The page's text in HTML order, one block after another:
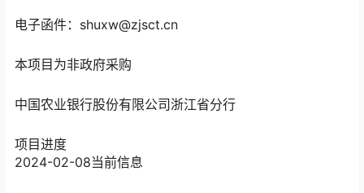
电子函件：shuxw@zjsct.cn
本项目为非政府采购
中国农业银行股份有限公司浙江省分行
项目进度
2024-02-08当前信息